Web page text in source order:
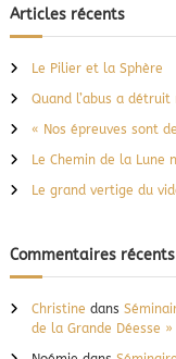
h
e
c
h
e
:
Articles récents
Le Pilier et la Sphère
Quand l’abus a
« Nos épreuves sont
Le Chemin de la Lune
Le grand vertige du
Commentaires récents
Christine dans
de la Grande Déesse »